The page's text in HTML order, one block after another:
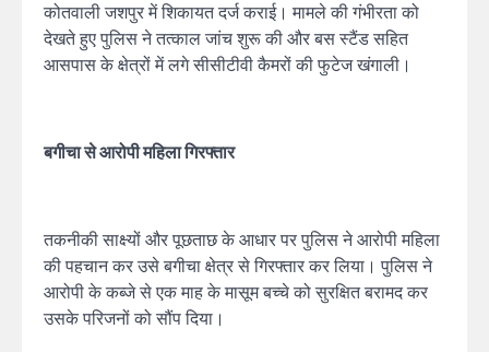
कोतवाली जशपुर में शिकायत दर्ज कराई। मामले की गंभीरता को
देखते हुए पुलिस ने तत्काल जांच शुरू की और बस स्टैंड सहित
आसपास के क्षेत्रों में लगे सीसीटीवी कैमरों की फुटेज खंगाली।
बगीचा से आरोपी महिला गिरफ्तार
तकनीकी साक्ष्यों और पूछताछ के आधार पर पुलिस ने आरोपी महिला
की पहचान कर उसे बगीचा क्षेत्र से गिरफ्तार कर लिया। पुलिस ने
आरोपी के कब्जे से एक माह के मासूम बच्चे को सुरक्षित बरामद कर
उसके परिजनों को सौंप दिया।